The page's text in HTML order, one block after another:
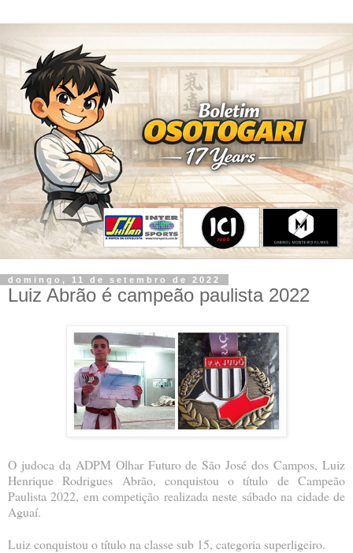
domingo, 11 de setembro de 2022
Luiz Abrão é campeão paulista 2022
O judoca da ADPM Olhar Futuro de São José dos Campos, Luiz
Henrique Rodrigues Abrão, conquistou o título de Campeão
Paulista 2022, em competição realizada neste sábado na cidade de
Aguaí.
Luiz conquistou o título na classe sub 15, categoria superligeiro.